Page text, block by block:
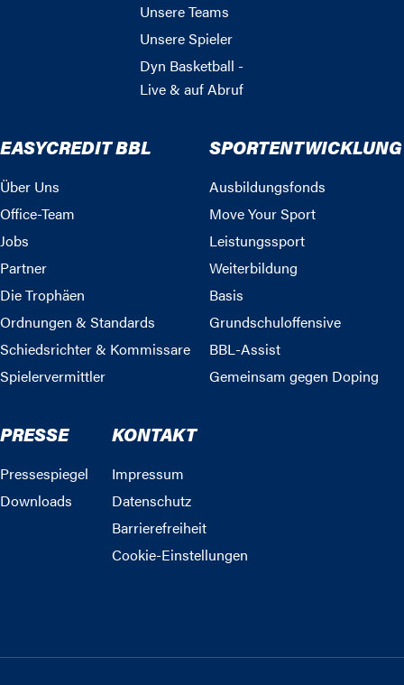
Unsere Teams
Unsere Spieler
Dyn Basketball -
Live & auf Abruf
EASYCREDIT BBL
Über Uns
Office-Team
Jobs
Partner
Die Trophäen
Ordnungen & Standards
Schiedsrichter & Kommissare
Spielervermittler
SPORTENTWICKLUNG
Ausbildungsfonds
Move Your Sport
Leistungssport
Weiterbildung
Basis
Grundschuloffensive
BBL-Assist
Gemeinsam gegen Doping
PRESSE
Pressespiegel
Downloads
KONTAKT
Impressum
Datenschutz
Barrierefreiheit
Cookie-Einstellungen